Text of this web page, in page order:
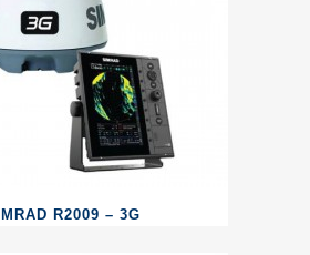
R2009 – 3G